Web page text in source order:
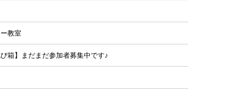
教室
】まだまだ参加者募集中です♪